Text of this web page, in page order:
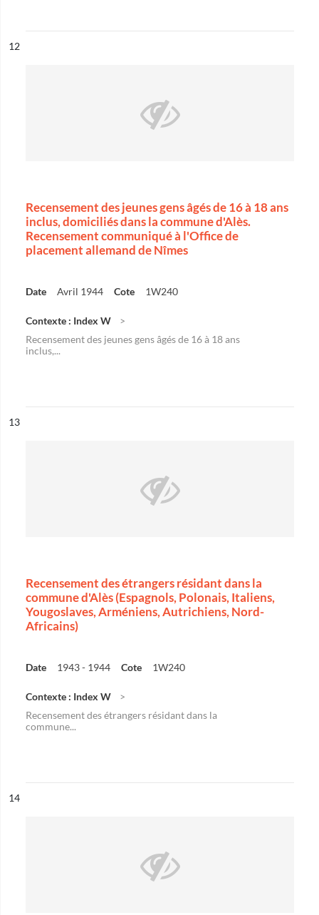
n°
12
Recensement des jeunes gens âgés de 16 à 18 ans
inclus, domiciliés dans la commune d'Alès.
Recensement communiqué à l'Office de
placement allemand de Nîmes
Date Avril 1944 Cote 1W240
Contexte : Index W
Recensement des jeunes gens âgés de 16 à 18 ans
inclus,...
n°
13
Recensement des étrangers résidant dans la
commune d'Alès (Espagnols, Polonais, Italiens,
Yougoslaves, Arméniens, Autrichiens, Nord-
Africains)
Date 1943 - 1944 Cote 1W240
Contexte : Index W
Recensement des étrangers résidant dans la
commune...
n°
14